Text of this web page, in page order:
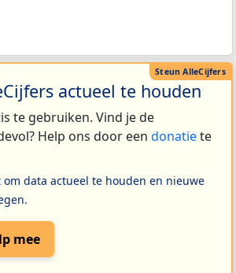
actueel te houden
te gebruiken. Vind je de
Help ons door een donatiete
data actueel te houden en nieuwe
mee